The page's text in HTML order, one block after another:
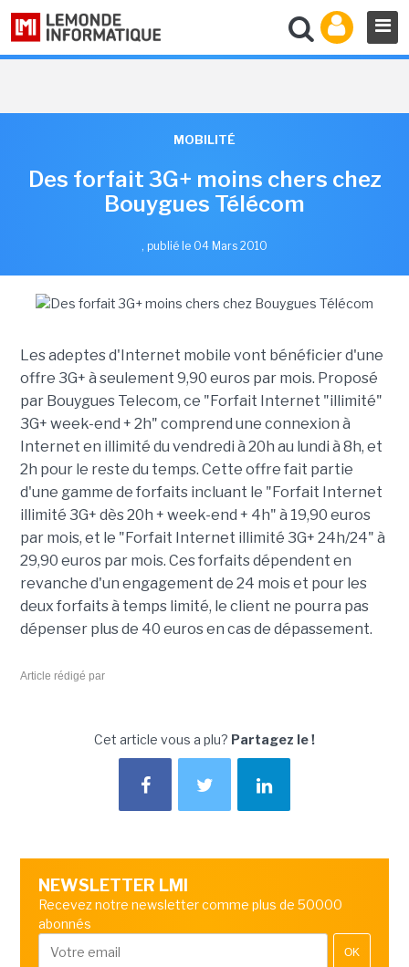
MOBILITÉ
Des forfait 3G+ moins chers chez
Bouygues Télécom
, publié le 04 Mars 2010
Les adeptes d'Internet mobile vont bénéficier d'une
offre 3G+ à seulement 9,90 euros par mois. Proposé
par Bouygues Telecom, ce "Forfait Internet "illimité"
3G+ week-end + 2h" comprend une connexion à
Internet en illimité du vendredi à 20h au lundi à 8h, et
2h pour le reste du temps. Cette offre fait partie
d'une gamme de forfaits incluant le "Forfait Internet
illimité 3G+ dès 20h + week-end + 4h" à 19,90 euros
par mois, et le "Forfait Internet illimité 3G+ 24h/24" à
29,90 euros par mois. Ces forfaits dépendent en
revanche d'un engagement de 24 mois et pour les
deux forfaits à temps limité, le client ne pourra pas
dépenser plus de 40 euros en cas de dépassement.
Article rédigé par
Cet article vous a plu? Partagez le !
NEWSLETTER LMI
Recevez notre newsletter comme plus de 50000
abonnés
OK